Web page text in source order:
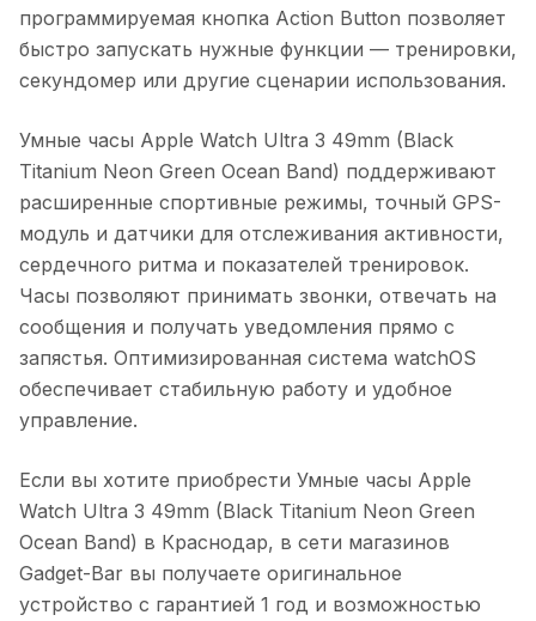
программируемая кнопка Action Button позволяет
быстро запускать нужные функции — тренировки,
секундомер или другие сценарии использования.
Умные часы Apple Watch Ultra 3 49mm (Black
Titanium Neon Green Ocean Band) поддерживают
расширенные спортивные режимы, точный GPS-
модуль и датчики для отслеживания активности,
сердечного ритма и показателей тренировок.
Часы позволяют принимать звонки, отвечать на
сообщения и получать уведомления прямо с
запястья. Оптимизированная система watchOS
обеспечивает стабильную работу и удобное
управление.
Если вы хотите приобрести Умные часы Apple
Watch Ultra 3 49mm (Black Titanium Neon Green
Ocean Band) в Краснодар, в сети магазинов
Gadget-Bar вы получаете оригинальное
устройство с гарантией 1 год и возможностью